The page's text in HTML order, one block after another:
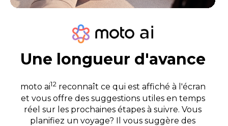
Une longueur d'avance
moto ai12reconnaît ce qui est affiché à l'écran
et vous offre des suggestions utiles en temps
réel sur les prochaines étapes à suivre. Vous
planifiez un voyage? Il vous suggère des